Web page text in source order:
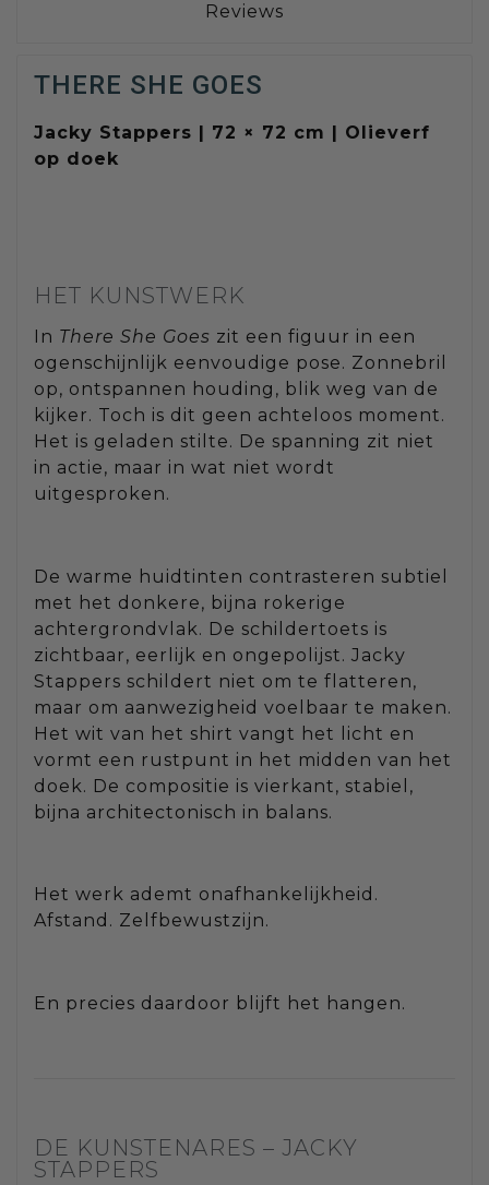
Reviews
THERE SHE GOES
Jacky Stappers | 72 × 72 cm | Olieverf
op doek
HET KUNSTWERK
In There She Goes zit een figuur in een
ogenschijnlijk eenvoudige pose. Zonnebril
op, ontspannen houding, blik weg van de
kijker. Toch is dit geen achteloos moment.
Het is geladen stilte. De spanning zit niet
in actie, maar in wat niet wordt
uitgesproken.
De warme huidtinten contrasteren subtiel
met het donkere, bijna rokerige
achtergrondvlak. De schildertoets is
zichtbaar, eerlijk en ongepolijst. Jacky
Stappers schildert niet om te flatteren,
maar om aanwezigheid voelbaar te maken.
Het wit van het shirt vangt het licht en
vormt een rustpunt in het midden van het
doek. De compositie is vierkant, stabiel,
bijna architectonisch in balans.
Het werk ademt onafhankelijkheid.
Afstand. Zelfbewustzijn.
En precies daardoor blijft het hangen.
DE KUNSTENARES – JACKY
STAPPERS